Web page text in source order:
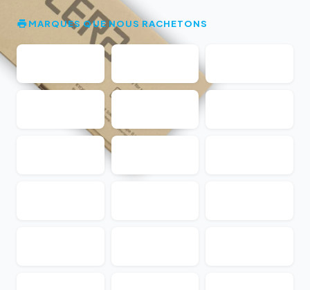
MARQUES QUE NOUS RACHETONS